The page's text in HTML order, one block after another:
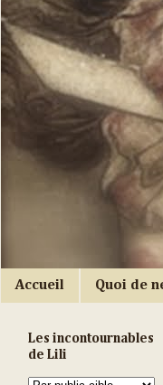
Accueil Quoi de
Les incontournables
de Lili